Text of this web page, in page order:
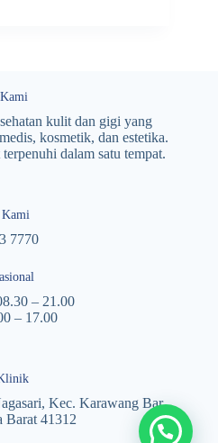
kulit dan gigi yang
kosmetik, dan estetika.
dalam satu tempat.
7770
– 21.00
– 17.00
Kec. Karawang Bar.,
Barat 41312